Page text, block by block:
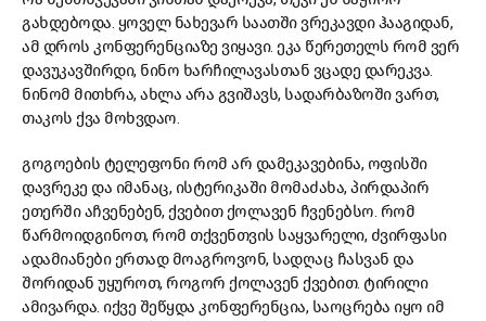
გახდებოდა. ყოველ ნახევარ საათში ვრეკავდი ჰააგიდან,
ამ დროს კონფერენციაზე ვიყავი. ეკა წერეთელს რომ ვერ
დავუკავშირდი, ნინო ხარჩილავასთან ვცადე დარეკვა.
ნინომ მითხრა, ახლა არა გვიშავს, სადარბაზოში ვართ,
თაკოს ქვა მოხვდაო.
გოგოების ტელეფონი რომ არ დამეკავებინა, ოფისში
დავრეკე და იმანაც, ისტერიკაში მომაძახა, პირდაპირ
ეთერში აჩვენებენ, ქვებით ქოლავენ ჩვენებსო. რომ
წარმოიდგინოთ, რომ თქვენთვის საყვარელი, ძვირფასი
ადამიანები ერთად მოაგროვონ, სადღაც ჩასვან და
შორიდან უყუროთ, როგორ ქოლავენ ქვებით. ტირილი
ამივარდა. იქვე შეწყდა კონფერენცია, საოცრება იყო იმ